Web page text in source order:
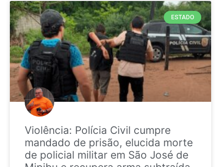
ESTADO
Violência: Polícia Civil cumpre
mandado de prisão, elucida morte
de policial militar em São José de